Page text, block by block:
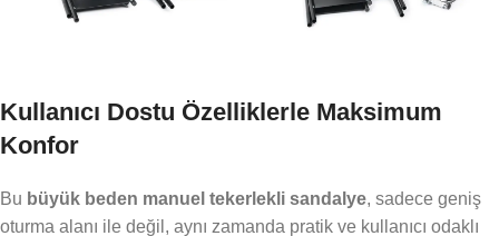
Kullanıcı Dostu Özelliklerle Maksimum
Konfor
Bu büyük beden manuel tekerlekli sandalye, sadece geniş
oturma alanı ile değil, aynı zamanda pratik ve kullanıcı odaklı